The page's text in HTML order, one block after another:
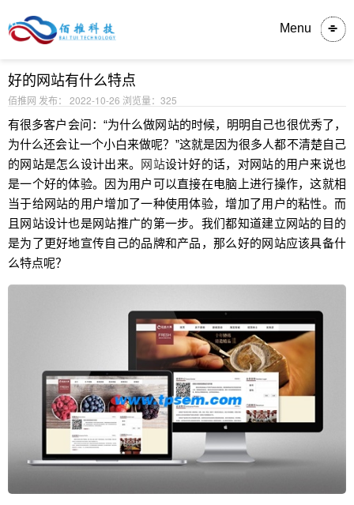
Menu
好的网站有什么特点
佰推网 发布： 2022-10-26 浏览量：325
有很多客户会问：“为什么做网站的时候，明明自己也很优秀了，
为什么还会让一个小白来做呢？”这就是因为很多人都不清楚自己
的网站是怎么设计出来。
网站设计好的话，对网站的用户来说也
是一个好的体验。因为用户可以直接在电脑上进行操作，这就相
当于给网站的用户增加了一种使用体验，增加了用户的粘性。而
且网站设计也是网站推广的第一步。我们都知道建立网站的目的
是为了更好地宣传自己的品牌和产品，那么好的网站应该具备什
么特点呢？